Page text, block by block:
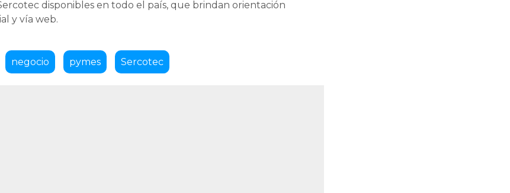
disponibles en todo el país, que brindan orientación
y vía web.
negocio pymes Sercotec